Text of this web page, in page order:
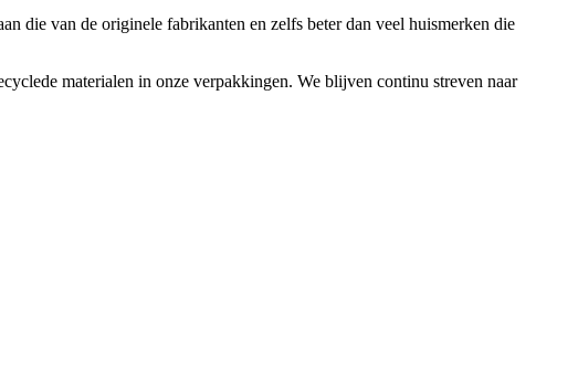
die van de originele fabrikanten en zelfs beter dan veel huismerken die
materialen in onze verpakkingen. We blijven continu streven naar